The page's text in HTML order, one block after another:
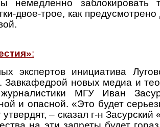
немедленно заблокировать
двое-трое, как
:
экспертов инициатива
Завкафедрой новых медиа и
журналистики МГУ Иван
и опасной. «Это будет
утвердят, – сказал г-н